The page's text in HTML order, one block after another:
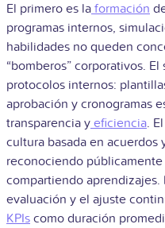
El primero es la formación
programas internos,
habilidades no queden
“bomberos” corporativos.
protocolos internos:
aprobación y cronogramas
transparencia y eficiencia.
cultura basada en acuerdos
reconociendo
compartiendo aprendizajes.
evaluación y el ajuste
KPIs como duración